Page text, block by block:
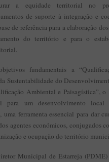
a equidade territorial no
de suporte à integração e
de referência para a elaboração
do território e para o
fundamentais a
Sustentabilidade do
Ambiental e Paisagística”,
para um desenvolvimento local
uma ferramenta essencial para dar
agentes económicos, conjugados
e ocupação do território
Municipal de Estarreja (PDME)